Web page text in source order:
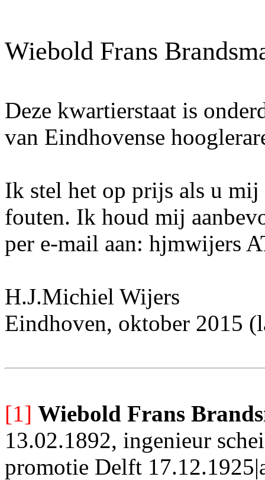
Wiebold Frans
Deze kwartierstaat is
van Eindhovense
Ik stel het op prijs als u mij
fouten. Ik houd mij
per e-mail aan: hjmwijers
H.J.Michiel Wijers
Eindhoven, oktober 2015
[1] Wiebold Frans
13.02.1892, ingenieur
promotie Delft